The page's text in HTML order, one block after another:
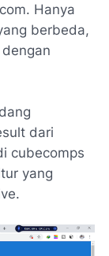
Hanya
berbeda,
dari
cubecomps
yang